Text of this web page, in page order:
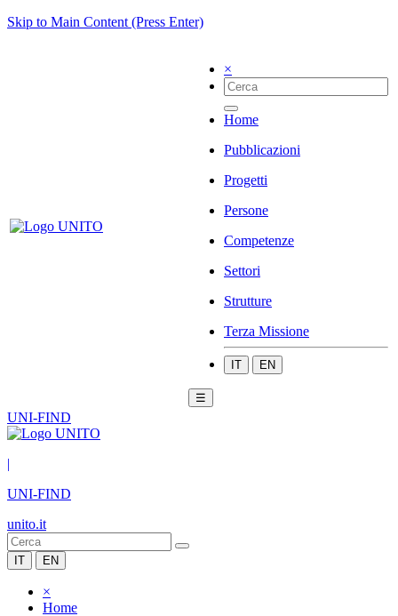
Skip to Main Content (Press Enter)
×
Home
Pubblicazioni
Progetti
Persone
Competenze
Settori
Strutture
Terza Missione
IT EN
☰
UNI-FIND
|
UNI-FIND
unito.it
IT EN
×
Home